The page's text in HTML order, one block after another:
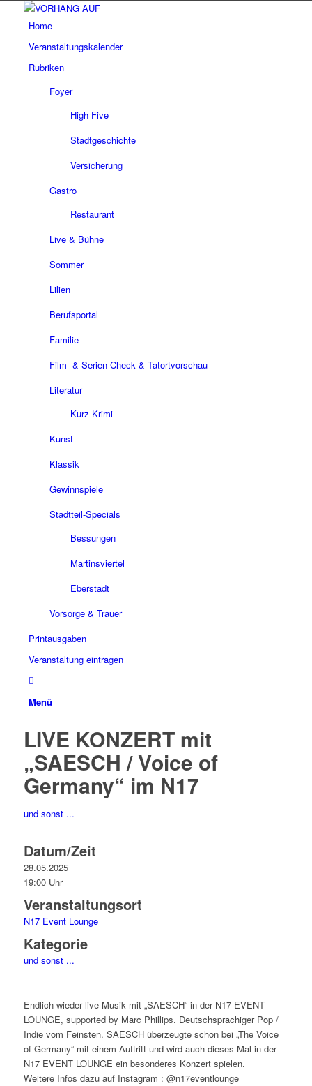
Home
Veranstaltungskalender
Rubriken
Foyer
High Five
Stadtgeschichte
Versicherung
Gastro
Restaurant
Live & Bühne
Sommer
Lilien
Berufsportal
Familie
Film- & Serien-Check & Tatortvorschau
Literatur
Kurz-Krimi
Kunst
Klassik
Gewinnspiele
Stadtteil-Specials
Bessungen
Martinsviertel
Eberstadt
Vorsorge & Trauer
Printausgaben
Veranstaltung eintragen
Menü
LIVE KONZERT mit
„SAESCH / Voice of
Germany“ im N17
und sonst ...
Datum/Zeit
28.05.2025
19:00 Uhr
Veranstaltungsort
N17 Event Lounge
Kategorie
und sonst ...
Endlich wieder live Musik mit „SAESCH“ in der N17 EVENT
LOUNGE, supported by Marc Phillips. Deutschsprachiger Pop /
Indie vom Feinsten. SAESCH überzeugte schon bei „The Voice
of Germany“ mit einem Auftritt und wird auch dieses Mal in der
N17 EVENT LOUNGE ein besonderes Konzert spielen.
Weitere Infos dazu auf Instagram : @n17eventlounge